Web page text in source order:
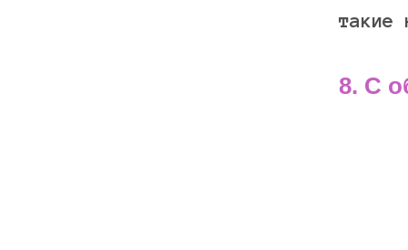
такие
8. С